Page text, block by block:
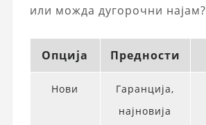
или можда дугорочни најам?
Опција Предности
Нови
Гаранција,
најновија